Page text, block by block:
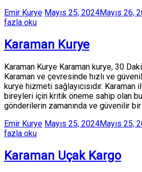
Emir Kurye Mayıs 25, 2024Mayıs 26,
fazla oku
Karaman Kurye
Karaman Kurye Karaman kurye, 30
Karaman ve çevresinde hızlı ve
kurye hizmeti sağlayıcısıdır. Karaman
bireyleri için kritik öneme sahip olan
gönderilerin zamanında ve güvenilir bir
Emir Kurye Mayıs 25, 2024Mayıs 25,
fazla oku
Karaman Uçak Kargo